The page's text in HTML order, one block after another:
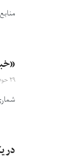
۲۹ حوت ۱۴۰۱
در